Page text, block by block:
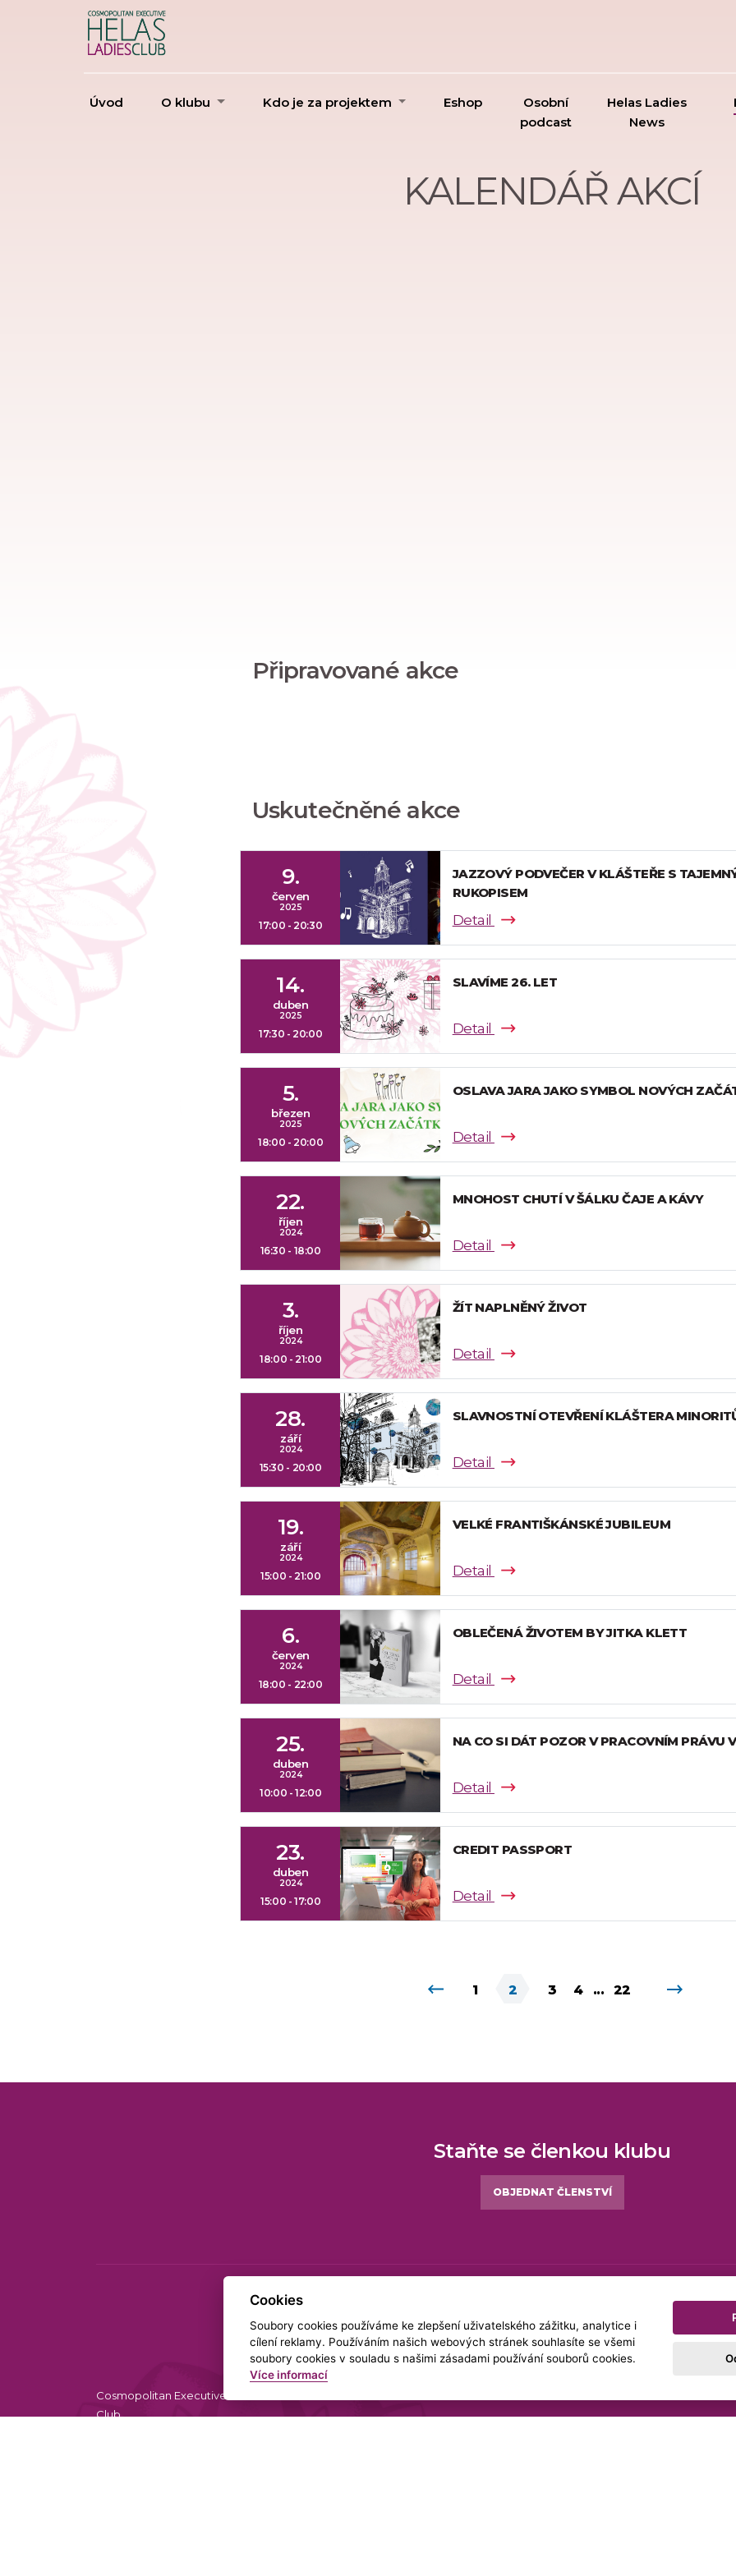
Úvod O klubu Kdo je za projektem Eshop
Osobní
podcast
Helas Ladies
News
KALENDÁŘ AKCÍ
Připravované akce
Uskutečněné akce
9.
červen
2025
17:00 - 20:30
JAZZOVÝ PODVEČER V KLÁŠTEŘE S
RUKOPISEM
Detail
14.
duben
2025
17:30 - 20:00
SLAVÍME 26. LET
Detail
5.
březen
2025
18:00 - 20:00
OSLAVA JARA JAKO SYMBOL NOVÝCH
Detail
22.
říjen
2024
16:30 - 18:00
MNOHOST CHUTÍ V ŠÁLKU ČAJE A KÁVY
Detail
3.
říjen
2024
18:00 - 21:00
ŽÍT NAPLNĚNÝ ŽIVOT
Detail
28.
září
2024
15:30 - 20:00
SLAVNOSTNÍ OTEVŘENÍ KLÁŠTERA
Detail
19.
září
2024
15:00 - 21:00
VELKÉ FRANTIŠKÁNSKÉ JUBILEUM
Detail
6.
červen
2024
18:00 - 22:00
OBLEČENÁ ŽIVOTEM BY JITKA KLETT
Detail
25.
duben
2024
10:00 - 12:00
NA CO SI DÁT POZOR V PRACOVNÍM PRÁVU
Detail
23.
duben
2024
15:00 - 17:00
CREDIT PASSPORT
Detail
1 2 3 4 ... 22
Staňte se členkou klubu
OBJEDNAT ČLENSTVÍ
Cosmopolitan Executive Helas Ladies
Club
Cookies
Soubory cookies používáme ke zlepšení uživatelského zážitku, analytice i
cílení reklamy. Používáním našich webových stránek souhlasíte se všemi
soubory cookies v souladu s našimi zásadami používání souborů cookies.
Více informací